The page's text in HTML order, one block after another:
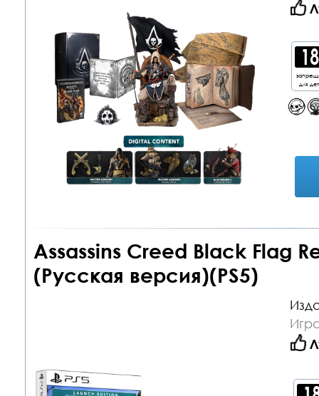
для
Assassins Creed Black Flag
(Русская версия)(PS5)